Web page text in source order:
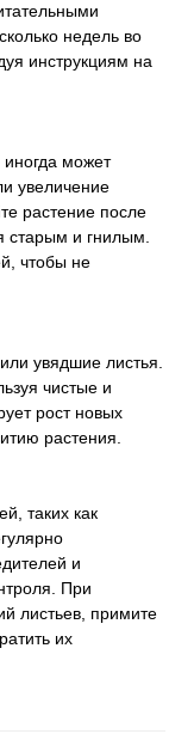
недель во
инструкциям на
иногда может
увеличение
растение после
старым и гнилым.
чтобы не
увядшие листья.
чистые и
рост новых
растения.
таких как
и
При
листьев, примите
их